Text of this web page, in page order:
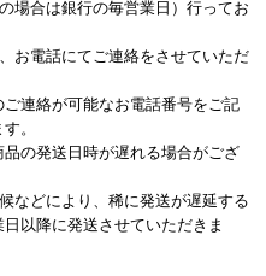
合は銀行の毎営業日）行ってお
電話にてご連絡をさせていただ
連絡が可能なお電話番号をご記
。
発送日時が遅れる場合がござ
どにより、稀に発送が遅延する
以降に発送させていただきま